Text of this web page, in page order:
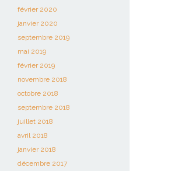
février 2020
janvier 2020
septembre 2019
mai 2019
février 2019
novembre 2018
octobre 2018
septembre 2018
juillet 2018
avril 2018
janvier 2018
décembre 2017